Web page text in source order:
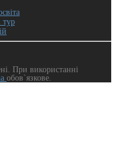
При використанні
обов`язкове.